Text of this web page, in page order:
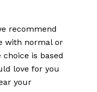
recommend
with normal or
is based
love for you
your